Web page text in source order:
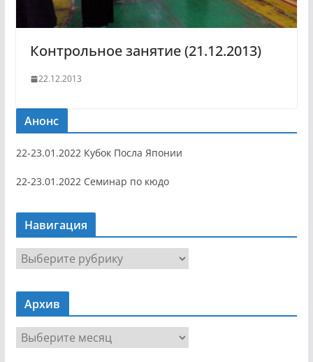
Контрольное занятие (21.12.2013)
22.12.2013
Анонс
22-23.01.2022 Кубок Посла Японии
22-23.01.2022 Семинар по кюдо
Навигация
Н
в
г
Архив